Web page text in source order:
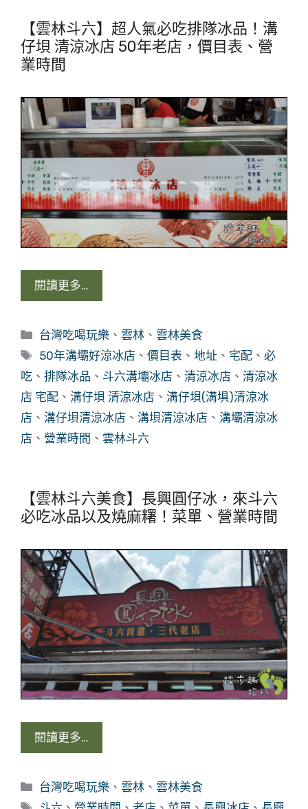
【雲林斗六】超人氣必吃排隊冰品！溝
仔垻 清涼冰店 50年老店，價目表、營
業時間
閱讀更多…
分
類
台灣吃喝玩樂 、雲林 、雲林美食
標
籤
50年溝壩好涼冰店 、價目表 、地址 、 宅配 、必
吃 、 排隊冰品 、 斗六溝壩冰店 、 清涼冰店 、 清涼冰
店 宅配 、 溝仔垻 清涼冰店 、 溝仔垻(溝埧)清涼冰
店 、 溝仔垻清涼冰店 、 溝垻清涼冰店 、 溝壩清涼冰
店 、 營業時間 、 雲林斗六
【雲林斗六美食】長興圓仔冰，來斗六
必吃冰品以及燒麻糬！菜單、營業時間
閱讀更多…
分
類
台灣吃喝玩樂 、雲林 、雲林美食
標